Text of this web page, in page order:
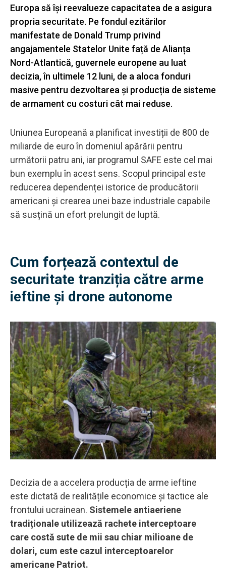
Europa să își reevalueze capacitatea de a asigura
propria securitate. Pe fondul ezitărilor
manifestate de Donald Trump privind
angajamentele Statelor Unite față de Alianța
Nord-Atlantică, guvernele europene au luat
decizia, în ultimele 12 luni, de a aloca fonduri
masive pentru dezvoltarea și producția de sisteme
de armament cu costuri cât mai reduse.
Uniunea Europeană a planificat investiții de 800 de
miliarde de euro în domeniul apărării pentru
următorii patru ani, iar programul SAFE este cel mai
bun exemplu în acest sens. Scopul principal este
reducerea dependenței istorice de producătorii
americani și crearea unei baze industriale capabile
să susțină un efort prelungit de luptă.
Cum forțează contextul de
securitate tranziția către arme
ieftine și drone autonome
Decizia de a accelera producția de arme ieftine
este dictată de realitățile economice și tactice ale
frontului ucrainean. Sistemele antiaeriene
tradiționale utilizează rachete interceptoare
care costă sute de mii sau chiar milioane de
dolari, cum este cazul interceptoarelor
americane Patriot.